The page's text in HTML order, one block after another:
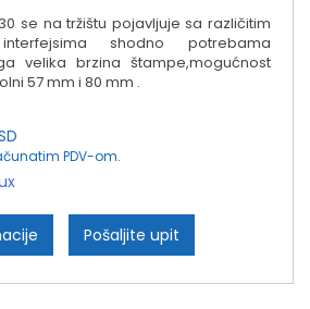
se na tržištu pojavljuje sa različitim
shodno potrebama
velika brzina štampe,mogućnost
57 mm i 80 mm .
PDV-om.
Pošaljite upit